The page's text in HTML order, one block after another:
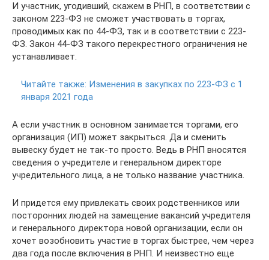
И участник, угодивший, скажем в РНП, в соответствии с
законом 223-ФЗ не сможет участвовать в торгах,
проводимых как по 44-ФЗ, так и в соответствии с 223-
ФЗ. Закон 44-ФЗ такого перекрестного ограничения не
устанавливает.
Читайте также: Изменения в закупках по 223-ФЗ с 1
января 2021 года
А если участник в основном занимается торгами, его
организация (ИП) может закрыться. Да и сменить
вывеску будет не так-то просто. Ведь в РНП вносятся
сведения о учредителе и генеральном директоре
учредительного лица, а не только название участника.
И придется ему привлекать своих родственников или
посторонних людей на замещение вакансий учредителя
и генерального директора новой организации, если он
хочет возобновить участие в торгах быстрее, чем через
два года после включения в РНП. И неизвестно еще